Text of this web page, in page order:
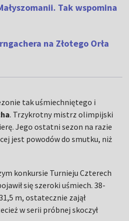
Tak wspomina
na Złotego Orła
tak uśmiechniętego i
. Trzykrotny mistrz olimpijski
Jego ostatni sezon na razie
jest powodów do smutku, niż
konkursie Turnieju Czterech
się szeroki uśmiech. 38-
m, ostatecznie zajął
w serii próbnej skoczył